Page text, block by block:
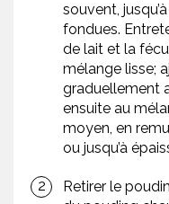
souvent,
fondues.
de lait et la
mélange lisse;
graduellement
ensuite au
moyen, en
ou jusqu’à
Retirer le